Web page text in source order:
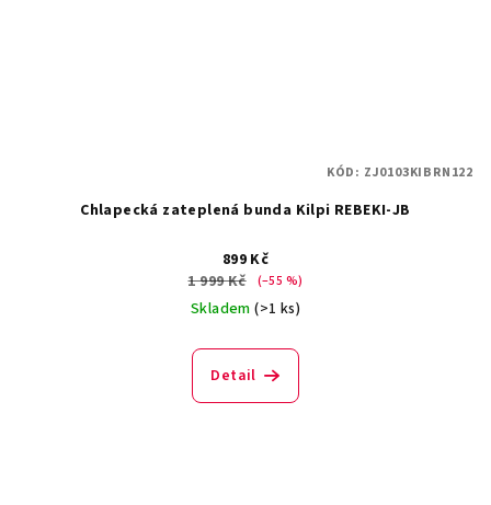
Chlapecká zateplená bunda Kilpi REBEKI-JB
899 Kč
1 999 Kč
(–55 %)
Skladem(>1 ks)
Detail
KÓD: ZJ0103KIBRN122